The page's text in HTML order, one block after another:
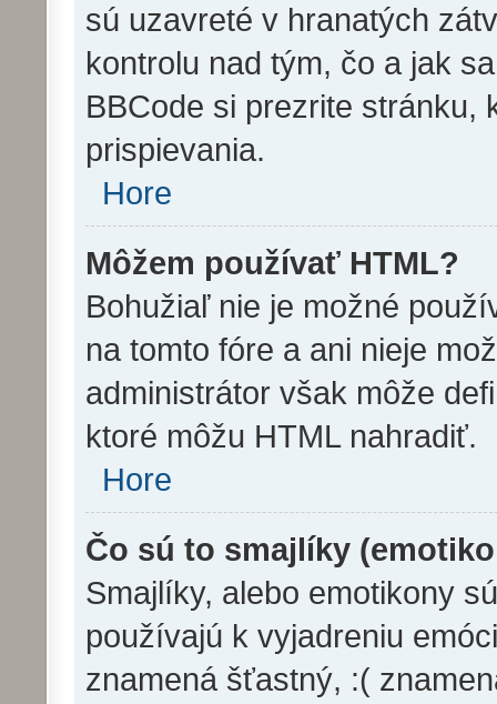
sú uzavreté v hranatých
kontrolu nad tým, čo a jak
BBCode si prezrite stránku,
prispievania.
Hore
Môžem používať HTML?
Bohužiaľ nie je možné
na tomto fóre a ani nieje
administrátor však môže
ktoré môžu HTML nahradiť.
Hore
Čo sú to smajlíky
Smajlíky, alebo emotikony
používajú k vyjadreniu
znamená šťastný, :(